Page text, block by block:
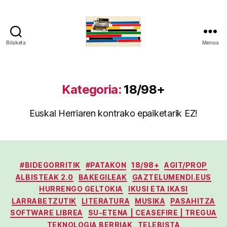
Bilaketa Menua
Kategoria: 18/98+
Euskal Herriaren kontrako epaiketarik EZ!
Kategoriak
#BIDEGORRITIK #PATAKON 18/98+
AGIT/PROP
ALBISTEAK 2.0
BAKEGILEAK
GAZTELUMENDI.EUS
HURRENGO GELTOKIA
IKUSI ETA IKASI
LARRABETZUTIK
LITERATURA MUSIKA
PASAHITZA
SOFTWARE LIBREA
SU-ETENA | CEASEFIRE | TREGUA
TEKNOLOGIA BERRIAK
TELEBISTA